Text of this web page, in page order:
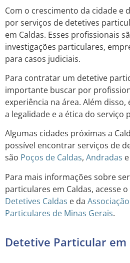
Com o crescimento da cidade e
por serviços de detetives
em Caldas. Esses profissionais
investigações particulares,
para casos judiciais.
Para contratar um detetive
importante buscar por
experiência na área. Além
a legalidade e a ética do serviço
Algumas cidades próximas a
possível encontrar serviços de
são Poços de Caldas, Andradas e
Para mais informações sobre
particulares em Caldas, acesse
Detetives Caldas e da
Particulares de Minas Gerais.
Detetive Particular em